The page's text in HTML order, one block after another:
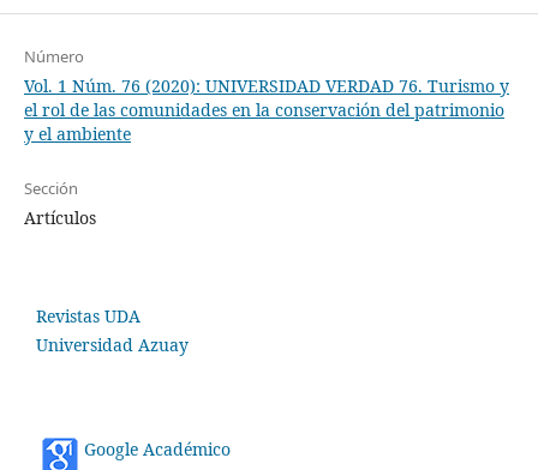
Número
Vol. 1 Núm. 76 (2020): UNIVERSIDAD VERDAD 76. Turismo y
el rol de las comunidades en la conservación del patrimonio
y el ambiente
Sección
Artículos
Revistas UDA
Universidad Azuay
Google Académico